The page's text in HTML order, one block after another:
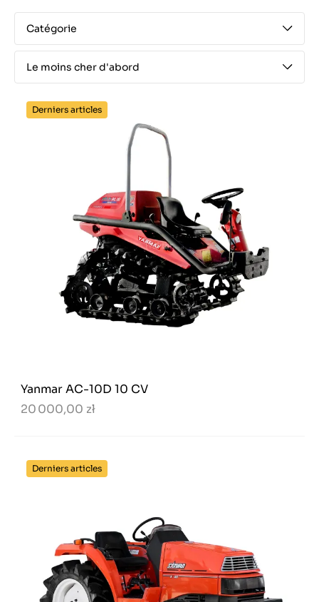
Catégorie
Le moins cher d'abord
Derniers articles
Yanmar AC-10D 10 CV
20 000,00 zł
Derniers articles